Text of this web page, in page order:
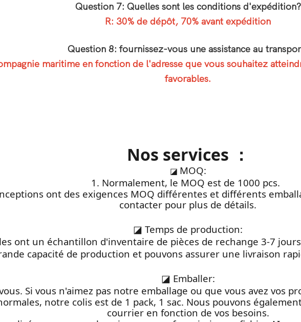
Question 7: Quelles sont les conditions d'expédition?
R: 30% de dépôt, 70% avant expédition
Question 8: fournissez-vous une assistance au
maritime en fonction de l'adresse que vous souhaitez
favorables.
Nos services ：
◪ MOQ:
1. Normalement, le MOQ est de 1000 pcs.
ont des exigences MOQ différentes et différents
contacter pour plus de détails.
◪ Temps de production:
ont un échantillon d'inventaire de pièces de rechange 3-7
capacité de production et pouvons assurer une livraison
◪ Emballer:
Si vous n'aimez pas notre emballage ou que vous avez vos
notre colis est de 1 pack, 1 sac. Nous pouvons
courrier en fonction de vos besoins.